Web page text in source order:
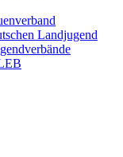
Landjugend